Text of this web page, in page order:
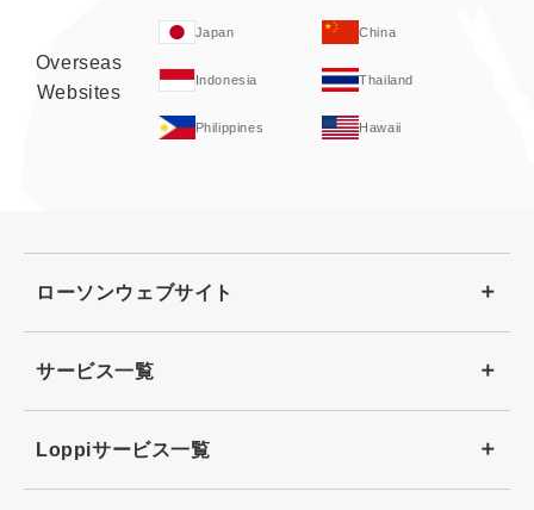
Overseas
Websites
Japan China
Indonesia Thailand
Philippines Hawaii
ローソンウェブサイト
サービス一覧
Loppiサービス一覧